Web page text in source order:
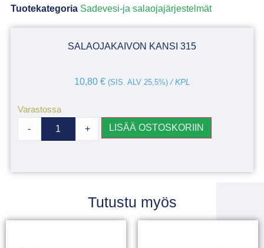
Tuotekategoria Sadevesi-ja salaojajärjestelmät
SALAOJAKAIVON KANSI 315
10,80 € (SIS. ALV 25,5%)/ KPL
Varastossa
- + LISÄÄ OSTOSKORIIN
Tutustu myös